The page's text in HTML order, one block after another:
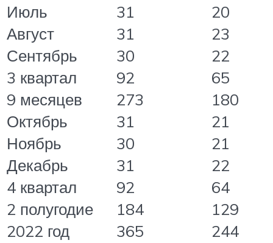
Июль
31
20
Август
31
23
Сентябрь
30
22
3 квартал
92
65
9 месяцев
273
180
Октябрь
31
21
Ноябрь
30
21
Декабрь
31
22
4 квартал
92
64
2 полугодие
184
129
2022 год
365 244